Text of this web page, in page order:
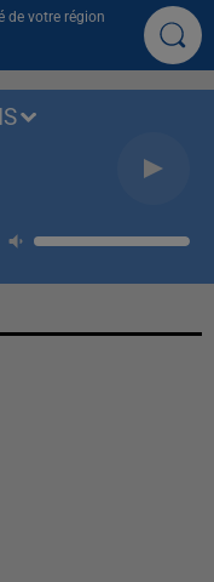
de votre région